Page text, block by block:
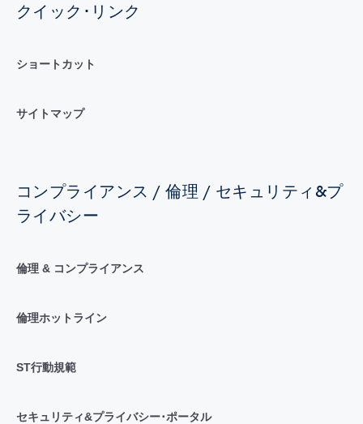
クイック･リンク
ショートカット
サイトマップ
コンプライアンス / 倫理 / セキュリティ&プ
ライバシー
倫理 & コンプライアンス
倫理ホットライン
ST行動規範
セキュリティ&プライバシー･ポータル